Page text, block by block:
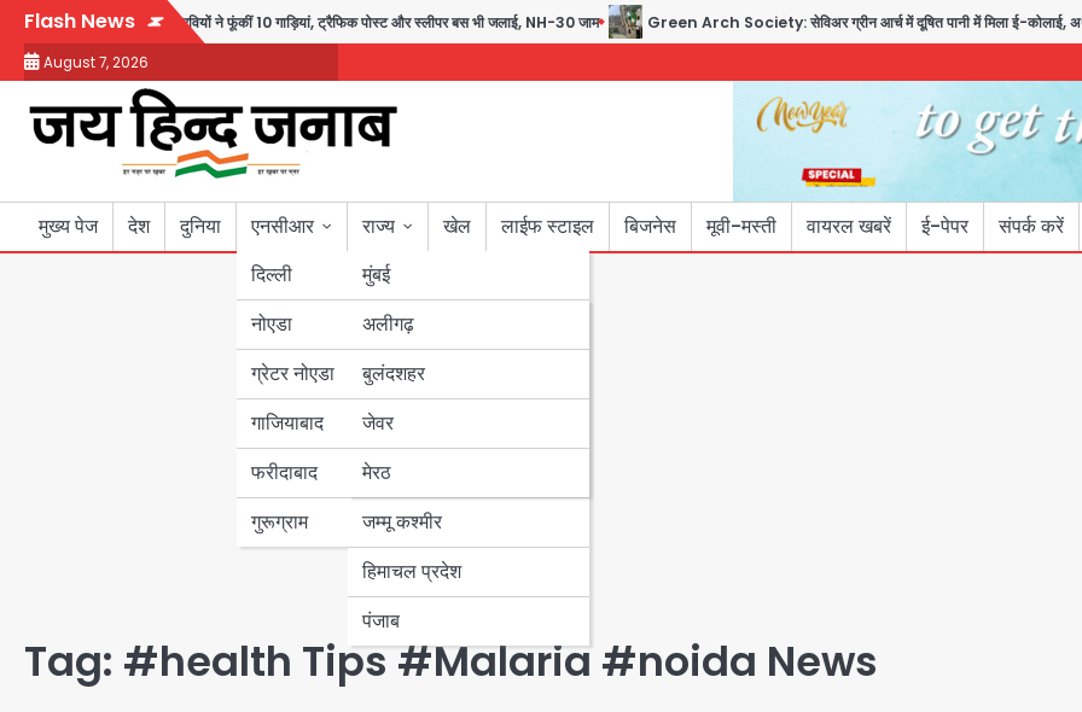
Skip
content
Flash News
बाद भड़की हिंसा, उपद्रवियों ने फूंकीं 10 गाड़ियां, ट्रैफिक पोस्ट और स्लीपर बस भी जलाई, NH-30 जाम Green Arch Society: सेविअर ग्रीन आर्च में दूषित पानी में मिला ई-कोलाई,
August 7, 2026
मुख्य पेज देश दुनिया
एनसीआर
दिल्ली
नोएडा
ग्रेटर नोएडा
गाजियाबाद
फरीदाबाद
गुरूग्राम
राज्य
मुंबई
उत्तर प्रदेश
अलीगढ़
बुलंदशहर
जेवर
मेरठ
बिहार
पंजाब
हरियाणा
जम्मू कश्मीर
हिमाचल प्रदेश
पंजाब
खेल लाईफ स्टाइल बिजनेस मूवी-मस्ती वायरल खबरें ई-पेपर संपर्क करें
Tag: #health Tips #Malaria #noida News